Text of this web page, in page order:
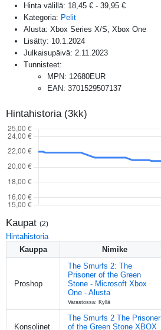
Hinta välillä: 18,45 € - 39,95 €
Kategoria: Pelit
Alusta: Xbox Series X/S, Xbox One
Lisätty: 10.1.2024
Julkaisupäivä: 2.11.2023
Tunnisteet:
MPN: 12680EUR
EAN: 3701529507137
Hintahistoria (3kk)
Kaupat (2)
Hintahistoria
Kauppa
Nimike
Proshop
The Smurfs 2: The
Prisoner of the Green
Stone - Microsoft Xbox
One - Alusta
Varastossa: Kyllä
Konsolinet
The Smurfs 2 The Prisoner
of the Green Stone XBOX